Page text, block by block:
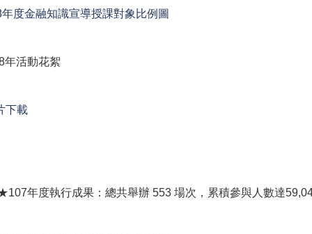
年度金融知識宣導授課對象比例圖
年活動花絮
下載
年度執行成果：總共舉辦 553 場次，累積參與人數達